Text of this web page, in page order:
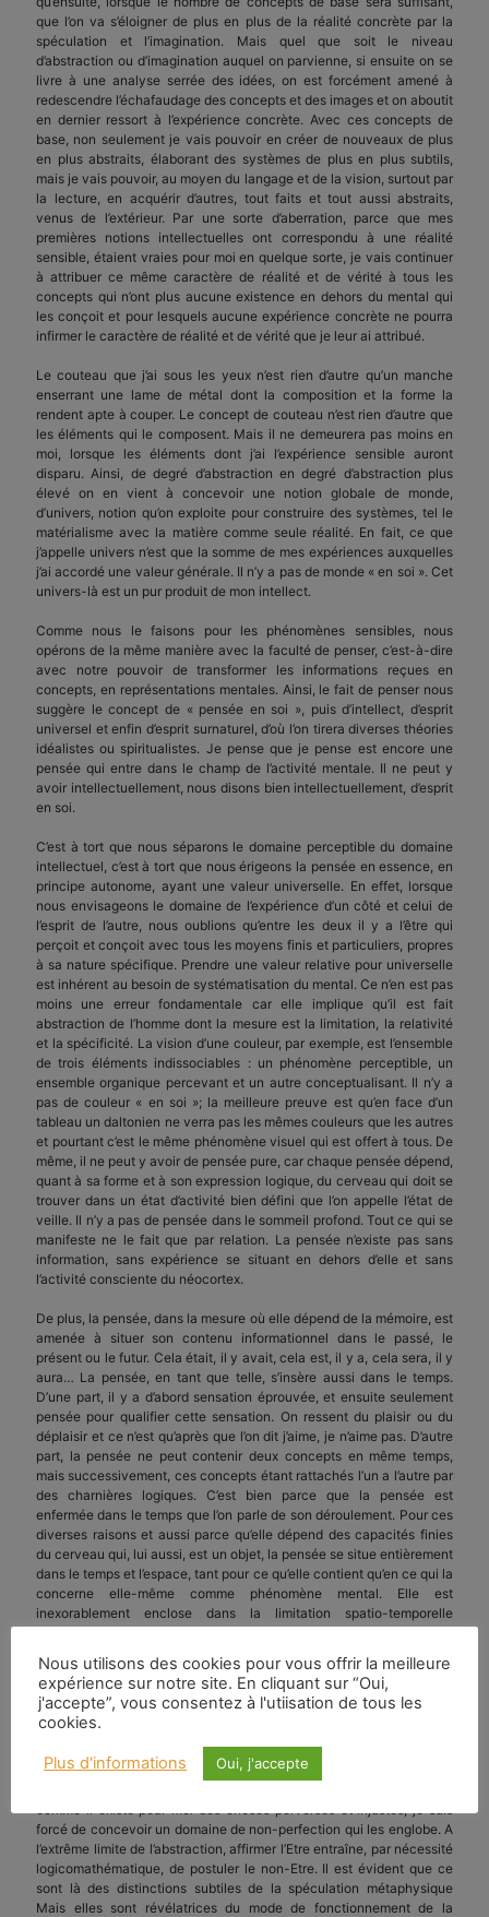
que l’on va s’éloigner de plus en plus de la réalité concrète par la
spéculation et l’imagination. Mais quel que soit le niveau
d’abstraction ou d’imagination auquel on parvienne, si ensuite on se
livre à une analyse serrée des idées, on est forcément amené à
redescendre l’échafaudage des concepts et des images et on aboutit
en dernier ressort à l’expérience concrète. Avec ces concepts de
base, non seulement je vais pouvoir en créer de nouveaux de plus
en plus abstraits, élaborant des systèmes de plus en plus subtils,
mais je vais pouvoir, au moyen du langage et de la vision, surtout par
la lecture, en acquérir d’autres, tout faits et tout aussi abstraits,
venus de l’extérieur. Par une sorte d’aberration, parce que mes
premières notions intellectuelles ont correspondu à une réalité
sensible, étaient vraies pour moi en quelque sorte, je vais continuer
à attribuer ce même caractère de réalité et de vérité à tous les
concepts qui n’ont plus aucune existence en dehors du mental qui
les conçoit et pour lesquels aucune expérience concrète ne pourra
infirmer le caractère de réalité et de vérité que je leur ai attribué.
Le couteau que j’ai sous les yeux n’est rien d’autre qu’un manche
enserrant une lame de métal dont la composition et la forme la
rendent apte à couper. Le concept de couteau n’est rien d’autre que
les éléments qui le composent. Mais il ne demeurera pas moins en
moi, lorsque les éléments dont j’ai l’expérience sensible auront
disparu. Ainsi, de degré d’abstraction en degré d’abstraction plus
élevé on en vient à concevoir une notion globale de monde,
d’univers, notion qu’on exploite pour construire des systèmes, tel le
matérialisme avec la matière comme seule réalité. En fait, ce que
j’appelle univers n’est que la somme de mes expériences auxquelles
j’ai accordé une valeur générale. Il n’y a pas de monde « en soi ». Cet
univers-là est un pur produit de mon intellect.
Comme nous le faisons pour les phénomènes sensibles, nous
opérons de la même manière avec la faculté de penser, c’est-à-dire
avec notre pouvoir de transformer les informations reçues en
concepts, en représentations mentales. Ainsi, le fait de penser nous
suggère le concept de « pensée en soi », puis d’intellect, d’esprit
universel et enfin d’esprit surnaturel, d’où l’on tirera diverses théories
idéalistes ou spiritualistes. Je pense que je pense est encore une
pensée qui entre dans le champ de l’activité mentale. Il ne peut y
avoir intellectuellement, nous disons bien intellectuellement, d’esprit
en soi.
C’est à tort que nous séparons le domaine perceptible du domaine
intellectuel, c’est à tort que nous érigeons la pensée en essence, en
principe autonome, ayant une valeur universelle. En effet, lorsque
nous envisageons le domaine de l’expérience d’un côté et celui de
l’esprit de l’autre, nous oublions qu’entre les deux il y a l’être qui
perçoit et conçoit avec tous les moyens finis et particuliers, propres
à sa nature spécifique. Prendre une valeur relative pour universelle
est inhérent au besoin de systématisation du mental. Ce n’en est pas
moins une erreur fondamentale car elle implique qu’il est fait
abstraction de l’homme dont la mesure est la limitation, la relativité
et la spécificité. La vision d’une couleur, par exemple, est l’ensemble
de trois éléments indissociables : un phénomène perceptible, un
ensemble organique percevant et un autre conceptualisant. Il n’y a
pas de couleur « en soi »; la meilleure preuve est qu’en face d’un
tableau un daltonien ne verra pas les mêmes couleurs que les autres
et pourtant c’est le même phénomène visuel qui est offert à tous. De
même, il ne peut y avoir de pensée pure, car chaque pensée dépend,
quant à sa forme et à son expression logique, du cerveau qui doit se
trouver dans un état d’activité bien défini que l’on appelle l’état de
veille. Il n’y a pas de pensée dans le sommeil profond. Tout ce qui se
manifeste ne le fait que par relation. La pensée n’existe pas sans
information, sans expérience se situant en dehors d’elle et sans
l’activité consciente du néocortex.
De plus, la pensée, dans la mesure où elle dépend de la mémoire, est
amenée à situer son contenu informationnel dans le passé, le
présent ou le futur. Cela était, il y avait, cela est, il y a, cela sera, il y
aura… La pensée, en tant que telle, s’insère aussi dans le temps.
D’une part, il y a d’abord sensation éprouvée, et ensuite seulement
pensée pour qualifier cette sensation. On ressent du plaisir ou du
déplaisir et ce n’est qu’après que l’on dit j’aime, je n’aime pas. D’autre
part, la pensée ne peut contenir deux concepts en même temps,
mais successivement, ces concepts étant rattachés l’un a l’autre par
des charnières logiques. C’est bien parce que la pensée est
enfermée dans le temps que l’on parle de son déroulement. Pour ces
diverses raisons et aussi parce qu’elle dépend des capacités finies
du cerveau qui, lui aussi, est un objet, la pensée se situe entièrement
dans le temps et l’espace, tant pour ce qu’elle contient qu’en ce qui la
concerne elle-même comme phénomène mental. Elle est
inexorablement enclose dans la limitation spatio-temporelle
humaine et ne peut appréhender ce qui, hors des formes, donc de
La pensée organise ses informations suivant un processus
logicomathématique qui lui est propre. Chaque fois qu’elle pose un
concept de valeur, elle est obligée d’en poser un autre
complémentaire pour englober ce que le premier ne peut contenir.
Définir la classe des nombres pairs implique l’obligation de définir
forcé de concevoir un domaine de non-perfection qui les englobe. A
l’extrême limite de l’abstraction, affirmer l’Etre entraîne, par nécessité
logicomathématique, de postuler le non-Etre. Il est évident que ce
sont là des distinctions subtiles de la spéculation métaphysique
Mais elles sont révélatrices du mode de fonctionnement de la
Nous utilisons des cookies pour vous offrir la meilleure
expérience sur notre site. En cliquant sur “Oui,
j'accepte”, vous consentez à l'utiisation de tous les
cookies.
Plus d'informations Oui, j'accepte